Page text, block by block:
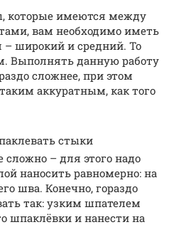
которые имеются между
вам необходимо иметь
– широкий и средний. То
Выполнять данную работу
сложнее, при этом
аккуратным, как того
стыки
сложно – для этого надо
наносить равномерно: на
шва. Конечно, гораздо
так: узким шпателем
шпаклёвки и нанести на